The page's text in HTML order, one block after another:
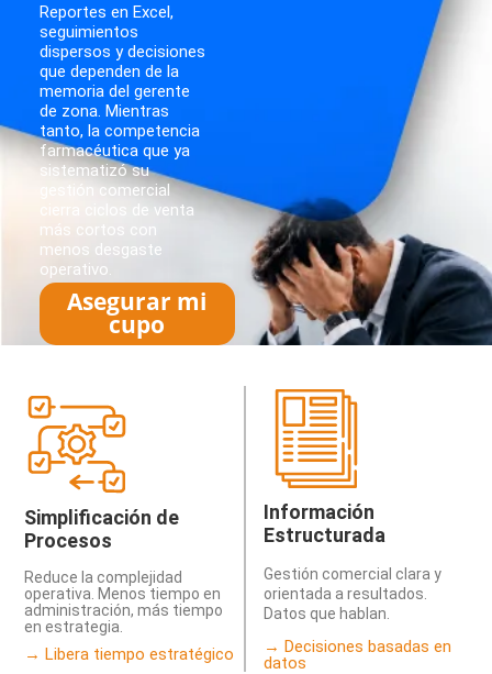
Reportes en Excel,
seguimientos
dispersos y decisiones
que dependen de la
memoria del gerente
de zona. Mientras
tanto, la competencia
farmacéutica que ya
sistematizó su
gestión comercial
cierra ciclos de venta
más cortos con
menos desgaste
operativo.
Asegurar mi
cupo
Simplificación de
Procesos
Reduce la complejidad
operativa. Menos tiempo en
administración, más tiempo
en estrategia.
→ Libera tiempo estratégico
Información
Estructurada
Gestión comercial clara y
orientada a resultados.
Datos que hablan.
→ Decisiones basadas en
datos